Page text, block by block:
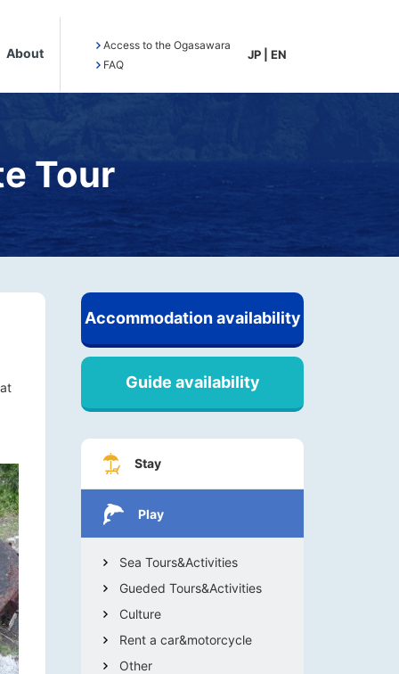
About
Access to the Ogasawara
FAQ
JP EN
Tour
Accommodation availability
Guide availability
Stay
Play
Sea Tours&Activities
Gueded Tours&Activities
Culture
Rent a car&motorcycle
Other